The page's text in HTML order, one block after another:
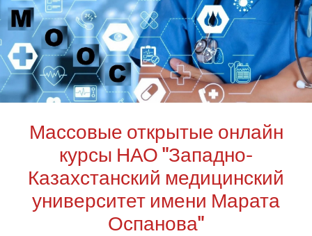
Массовые открытые онлайн
курсы НАО "Западно-
Казахстанский медицинский
университет имени Марата
Оспанова"